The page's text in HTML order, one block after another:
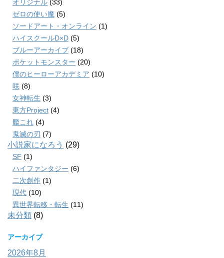
オリジナル (33)
ゼロの使い魔 (5)
ソードアート・オンライン (1)
ハイスクールD×D (5)
ブルーアーカイブ (18)
ポケットモンスター (20)
僕のヒーローアカデミア (10)
咲 (8)
女神転生 (3)
東方Project (4)
艦これ (4)
鬼滅の刃 (7)
小説家になろう (29)
SF (1)
ハイファンタジー (6)
二次創作 (1)
現代 (10)
異世界転移・転生 (11)
未分類 (8)
アーカイブ
2026年8月